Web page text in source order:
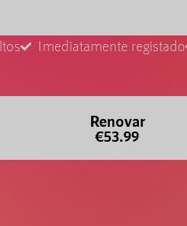
Imediatamente registado
Renovar
€53.99